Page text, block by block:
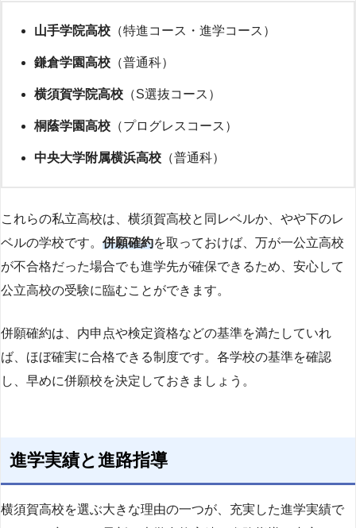
山手学院高校 （特進コース・進学コース）
鎌倉学園高校 （普通科）
横須賀学院高校 （S選抜コース）
桐蔭学園高校 （プログレスコース）
中央大学附属横浜高校 （普通科）
これらの私立高校は、横須賀高校と同レベルか、やや下のレ
ベルの学校です。 併願確約を取っておけば、万が一公立高校
が不合格だった場合でも進学先が確保できるため、安心して
公立高校の受験に臨むことができます。
併願確約は、内申点や検定資格などの基準を満たしていれ
ば、ほぼ確実に合格できる制度です。各学校の基準を確認
し、早めに併願校を決定しておきましょう。
進学実績と進路指導
横須賀高校を選ぶ大きな理由の一つが、充実した進学実績で